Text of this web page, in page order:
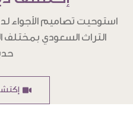
استوحيت تصاميم الأجواء
التراث السعودي بمختلف